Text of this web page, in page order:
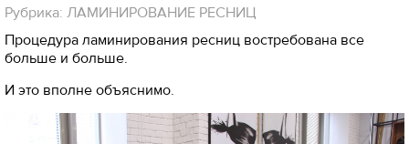
Рубрика: ЛАМИНИРОВАНИЕ РЕСНИЦ
Процедура ламинирования ресниц востребована все
больше и больше.
И это вполне объяснимо.